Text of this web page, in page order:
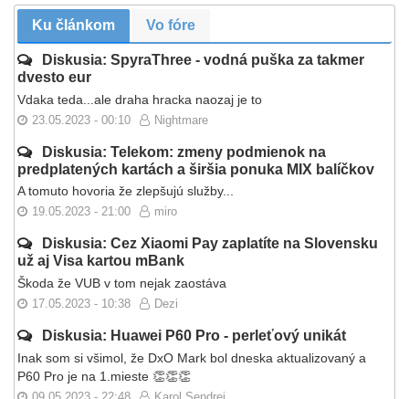
Ku článkom Vo fóre
Diskusia: SpyraThree - vodná puška za takmer
dvesto eur
Vdaka teda...ale draha hracka naozaj je to
23.05.2023 - 00:10 Nightmare
Diskusia: Telekom: zmeny podmienok na
predplatených kartách a širšia ponuka MIX balíčkov
A tomuto hovoria že zlepšujú služby...
19.05.2023 - 21:00 miro
Diskusia: Cez Xiaomi Pay zaplatíte na Slovensku
už aj Visa kartou mBank
Škoda že VUB v tom nejak zaostáva
17.05.2023 - 10:38 Dezi
Diskusia: Huawei P60 Pro - perleťový unikát
Inak som si všimol, že DxO Mark bol dneska aktualizovaný a
P60 Pro je na 1.mieste 👏👏👏